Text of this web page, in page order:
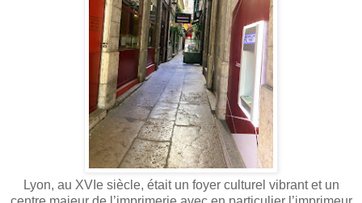
Lyon, au XVIe siècle, était un foyer culturel vibrant et un